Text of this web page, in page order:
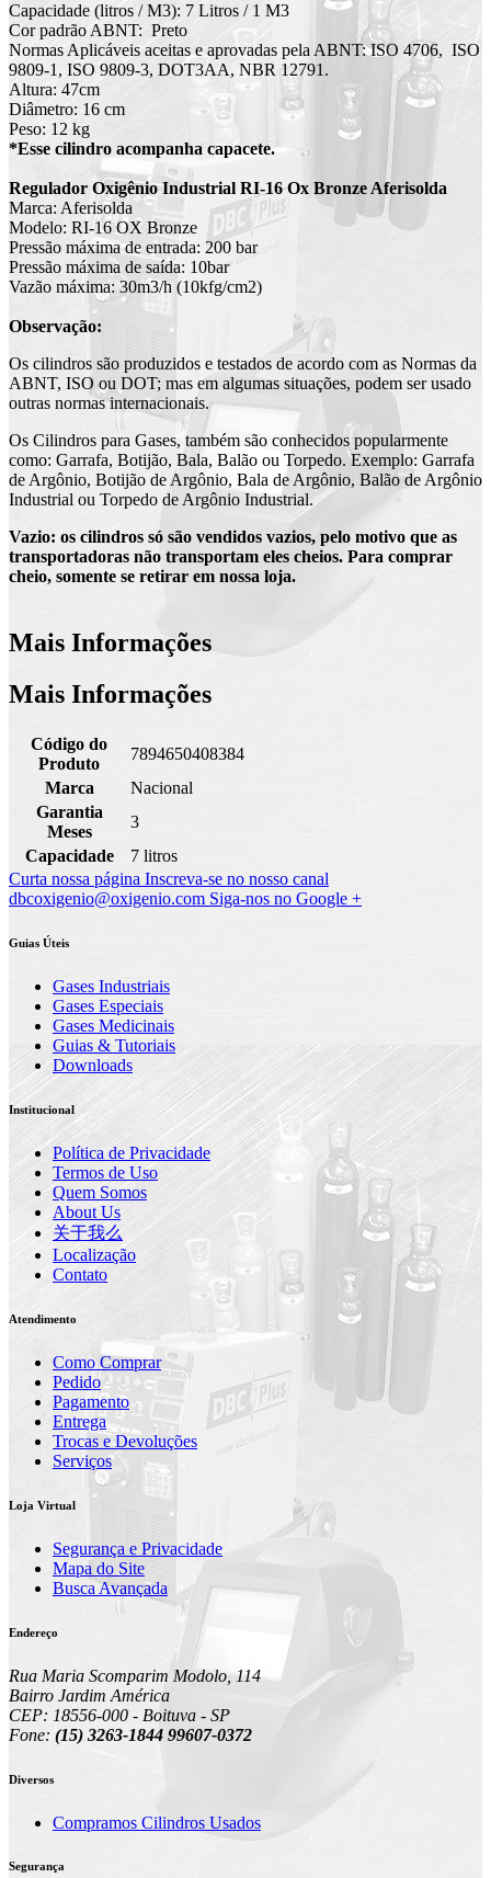
Capacidade (litros / M3): 7 Litros / 1 M3
Cor padrão ABNT: Preto
Normas Aplicáveis aceitas e aprovadas pela ABNT: ISO 4706, ISO
9809-1, ISO 9809-3, DOT3AA, NBR 12791.
Altura: 47cm
Diâmetro: 16 cm
Peso: 12 kg
*Esse cilindro acompanha capacete.
Regulador Oxigênio Industrial RI-16 Ox Bronze Aferisolda
Marca: Aferisolda
Modelo: RI-16 OX Bronze
Pressão máxima de entrada: 200 bar
Pressão máxima de saída: 10bar
Vazão máxima: 30m3/h (10kfg/cm2)
Observação:
Os cilindros são produzidos e testados de acordo com as Normas da
ABNT, ISO ou DOT; mas em algumas situações, podem ser usado
outras normas internacionais.
Os Cilindros para Gases, também são conhecidos popularmente
como: Garrafa, Botijão, Bala, Balão ou Torpedo. Exemplo: Garrafa
de Argônio, Botijão de Argônio, Bala de Argônio, Balão de Argônio
Industrial ou Torpedo de Argônio Industrial.
Vazio: os cilindros só são vendidos vazios, pelo motivo que as
transportadoras não transportam eles cheios. Para comprar
cheio, somente se retirar em nossa loja.
Mais Informações
Mais Informações
Código do
Produto
7894650408384
Marca
Nacional
Garantia
Meses
3
Capacidade
7 litros
Curta nossa página Inscreva-se no nosso canal
dbcoxigenio@oxigenio.com Siga-nos no Google +
Guias Úteis
Gases Industriais
Gases Especiais
Gases Medicinais
Guias & Tutoriais
Downloads
Institucional
Política de Privacidade
Termos de Uso
Quem Somos
About Us
关于我么
Localização
Contato
Atendimento
Como Comprar
Pedido
Pagamento
Entrega
Trocas e Devoluções
Serviços
Loja Virtual
Segurança e Privacidade
Mapa do Site
Busca Avançada
Endereço
Rua Maria Scomparim Modolo, 114
Bairro Jardim América
CEP: 18556-000 - Boituva - SP
Fone: (15) 3263-1844 99607-0372
Diversos
Compramos Cilindros Usados
Segurança